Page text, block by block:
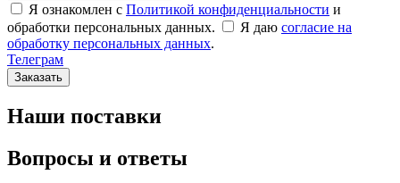
Я ознакомлен с Политикой конфиденциальности и
обработки персональных данных.
Я даю согласие на
обработку персональных данных.
Телеграм
Заказать
Наши поставки
Вопросы и ответы